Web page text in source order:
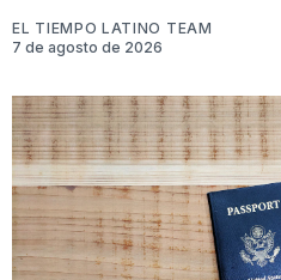
EL TIEMPO LATINO TEAM
7 de agosto de 2026